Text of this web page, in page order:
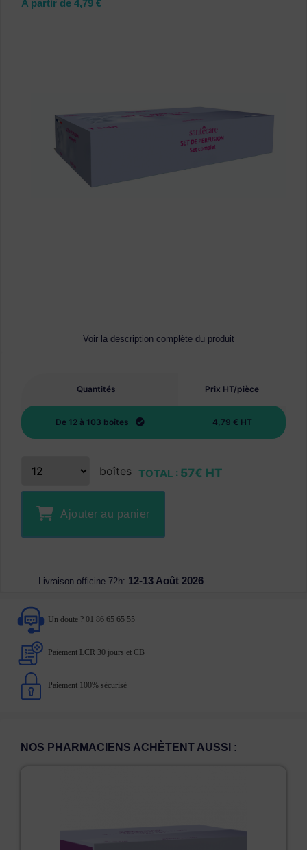
A partir de 4,79 €
Voir la description complète du produit
Quantités Prix HT/pièce
De 12 à 103 boîtes 4,79 € HT
boîtes TOTAL : 57€ HT
Ajouter au panier
Livraison officine 72h: 12-13 Août 2026
Un doute ? 01 86 65 65 55
Paiement LCR 30 jours et CB
Paiement 100% sécurisé
NOS PHARMACIENS ACHÈTENT AUSSI :